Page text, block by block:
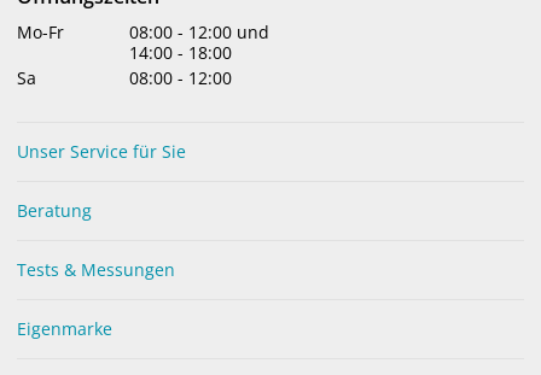
Vitalstoffe für Ihr Haustier geht, in unserer Apotheke
erhalten Sie alles, was für die Gesundheit von Hund,
>> MEHR LESEN
Mo-Fr 08:00 - 12:00 und
14:00 - 18:00
Sa
08:00 - 12:00
Unser Service für Sie
Beratung
Tests & Messungen
Eigenmarke